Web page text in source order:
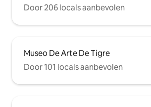
Door 206 locals aanbevolen
Museo De Arte De Tigre
Door 101 locals aanbevolen